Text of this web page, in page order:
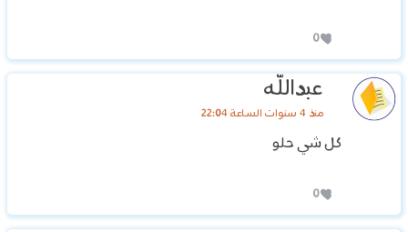
0
عبدالله
منذ 4 سنوات الساعة 22:04
كل شي حلو
0